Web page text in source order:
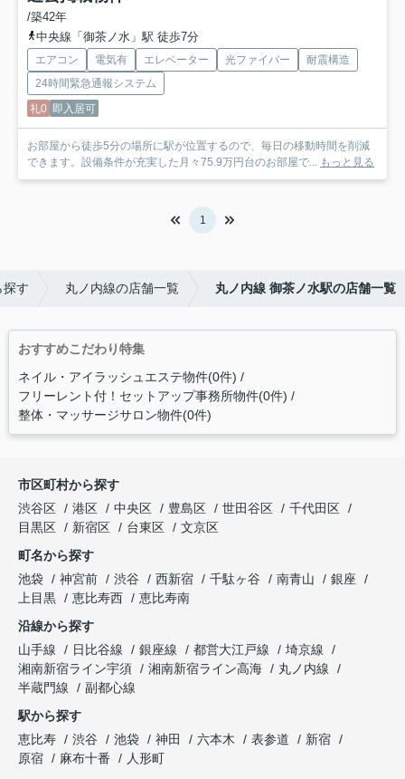
/築42年
中央線「御茶ノ水」駅 徒歩7分
エアコン 電気有 エレベーター 光ファイバー
耐震構造
24時間緊急通報システム
礼0 即入居可
お部屋から徒歩5分の場所に駅が位置するので、毎日の移動時間を削減
できます。設備条件が充実した月々75.9万円台のお部屋で... もっと見る
1
探す 丸ノ内線の店舗一覧 丸ノ内線 御茶ノ水駅の店舗一覧
おすすめこだわり特集
ネイル・アイラッシュエステ物件(0件)
フリーレント付！セットアップ事務所物件(0件)
整体・マッサージサロン物件(0件)
市区町村から探す
渋谷区
港区 中央区 豊島区 世田谷区
千代田区
目黒区
新宿区 台東区
文京区
町名から探す
池袋
神宮前 渋谷 西新宿 千駄ヶ谷 南青山
銀座
上目黒
恵比寿西
恵比寿南
沿線から探す
山手線
日比谷線 銀座線 都営大江戸線
埼京線
湘南新宿ライン宇須
湘南新宿ライン高海
丸ノ内線
半蔵門線
副都心線
駅から探す
恵比寿
渋谷 池袋 神田 六本木 表参道
新宿
原宿
麻布十番 人形町